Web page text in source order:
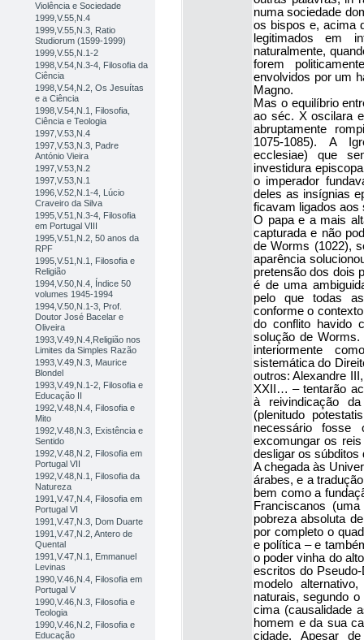
Violência e Sociedade
1999,V.55,N.4
1999,V.55,N.3, Ratio
Studiorum (1599-1999)
1999,V.55,N.1-2
1998,V.54,N.3-4, Filosofia da
Ciência
1998,V.54,N.2, Os Jesuítas
e a Ciência
1998,V.54,N.1, Filosofia,
Ciência e Teologia
1997,V.53,N.4
1997,V.53,N.3, Padre
António Vieira
1997,V.53,N.2
1997,V.53,N.1
1996,V.52,N.1-4, Lúcio
Craveiro da Silva
1995,V.51,N.3-4, Filosofia
em Portugal VIII
1995,V.51,N.2, 50 anos da
RPF
1995,V.51,N.1, Filosofia e
Religião
1994,V.50,N.4, Índice 50
volumes 1945-1994
1994,V.50,N.1-3, Prof.
Doutor José Bacelar e
Oliveira
1993,V.49,N.4,Religião nos
Limites da Simples Razão
1993,V.49,N.3, Maurice
Blondel
1993,V.49,N.1-2, Filosofia e
Educação II
1992,V.48,N.4, Filosofia e
Mito
1992,V.48,N.3, Existência e
Sentido
1992,V.48,N.2, Filosofia em
Portugal VII
1992,V.48,N.1, Filosofia da
Natureza
1991,V.47,N.4, Filosofia em
Portugal VI
1991,V.47,N.3, Dom Duarte
1991,V.47,N.2, Antero de
Quental
1991,V.47,N.1, Emmanuel
Levinas
1990,V.46,N.4, Filosofia em
Portugal V
1990,V.46,N.3, Filosofia e
Teologia
1990,V.46,N.2, Filosofia e
Educação
numa sociedade
os bispos e, acima
legitimados em
naturalmente,
forem
envolvidos por um
Magno.
Mas o equilíbrio
ao séc. X oscilara
abruptamente
1075-1085). A
ecclesiae) que
investidura
o imperador
deles as insígnias
ficavam ligados aos
O papa e a mais
capturada e não
de Worms (1022),
aparência
pretensão dos dois
é de uma
pelo que todas
conforme o
do conflito havido
solução de Worms.
interiormente
sistemática do
outros: Alexandre
XXII… – tentarão
à reivindicação
(plenitudo
necessário
excomungar os
desligar os
A chegada às
árabes, e a
bem como a
Franciscanos
pobreza absoluta
por completo o
e política – e
o poder vinha do
escritos do
modelo
naturais, segundo
cima (causalidade
homem e da sua
cidade. Apesar